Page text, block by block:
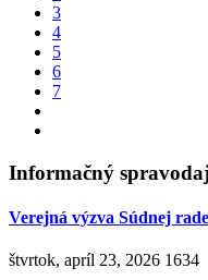
3
4
5
6
7
Informačný spravodaj
Verejná výzva Súdnej
štvrtok, apríl 23, 2026 1634